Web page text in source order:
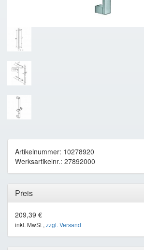
Artikelnummer: 10278920
Werksartikelnr.: 27892000
Preis
209,39 €
inkl. MwSt , zzgl. Versand